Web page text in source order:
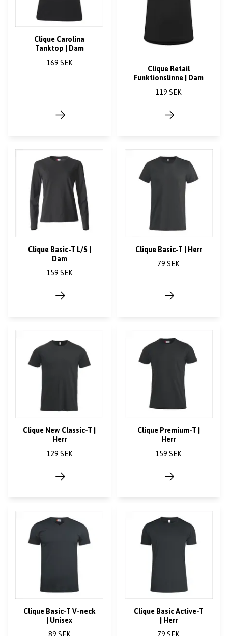
Clique Carolina
Tanktop | Dam
169 SEK
Clique Retail
Funktionslinne | Dam
119 SEK
Clique Basic-T L/S |
Dam
159 SEK
Clique Basic-T | Herr
79 SEK
Clique New Classic-T |
Herr
129 SEK
Clique Premium-T |
Herr
159 SEK
Clique Basic-T V-neck
| Unisex
Clique Basic Active-T
| Herr